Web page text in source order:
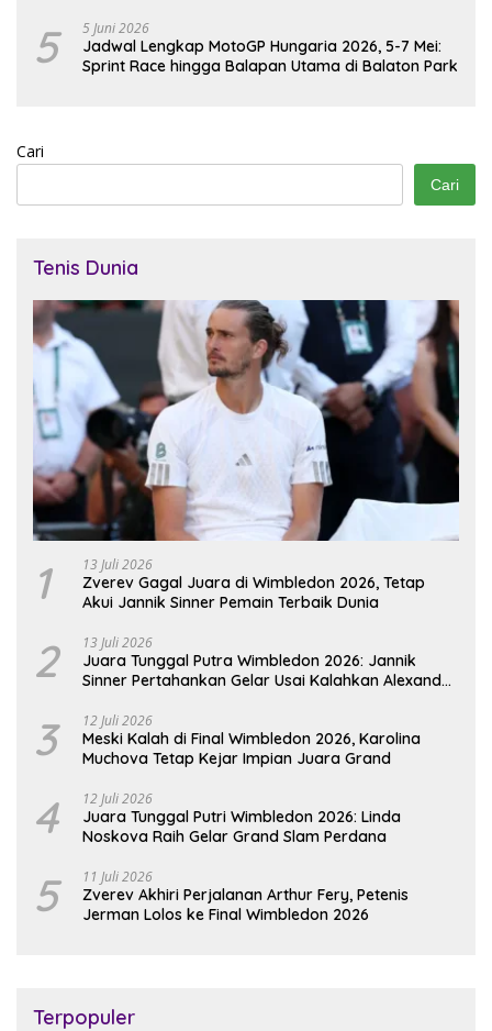
5 5 Juni 2026
Jadwal Lengkap MotoGP Hungaria 2026, 5-7 Mei:
Sprint Race hingga Balapan Utama di Balaton Park
Cari
Cari
Tenis Dunia
1 13 Juli 2026
Zverev Gagal Juara di Wimbledon 2026, Tetap
Akui Jannik Sinner Pemain Terbaik Dunia
2 13 Juli 2026
Juara Tunggal Putra Wimbledon 2026: Jannik
Sinner Pertahankan Gelar Usai Kalahkan Alexander
3 12 Juli 2026
Meski Kalah di Final Wimbledon 2026, Karolina
Muchova Tetap Kejar Impian Juara Grand
4 12 Juli 2026
Juara Tunggal Putri Wimbledon 2026: Linda
Noskova Raih Gelar Grand Slam Perdana
5 11 Juli 2026
Zverev Akhiri Perjalanan Arthur Fery, Petenis
Jerman Lolos ke Final Wimbledon 2026
Terpopuler